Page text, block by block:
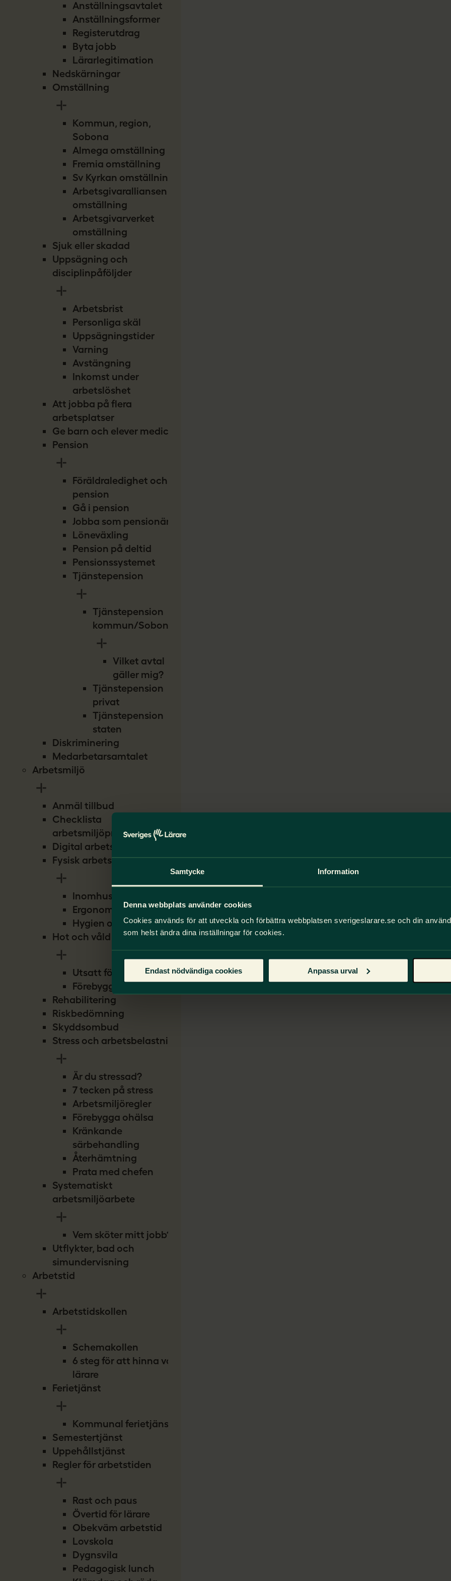
Samtycke Information
Denna webbplats använder cookies
Cookies används för att utveckla och förbättra webbplatsen sverigeslarare.se och din
som helst ändra dina inställningar för cookies.
Endast nödvändiga cookies Anpassa urval
Anställningsavtalet
Anställningsformer
Registerutdrag
Byta jobb
Lärarlegitimation
Nedskärningar
Omställning
Kommun, region,
Sobona
Almega omställning
Fremia omställning
Sv Kyrkan omställning
Arbetsgivaralliansen
omställning
Arbetsgivarverket
omställning
Sjuk eller skadad
Uppsägning och
disciplinpåföljder
Arbetsbrist
Personliga skäl
Uppsägningstider
Varning
Avstängning
Inkomst under
arbetslöshet
Att jobba på flera
arbetsplatser
Ge barn och elever medicin
Pension
Föräldraledighet och
pension
Gå i pension
Jobba som pensionär
Löneväxling
Pension på deltid
Pensionssystemet
Tjänstepension
Tjänstepension
kommun/Sobona
Vilket avtal
gäller mig?
Tjänstepension
privat
Tjänstepension
staten
Diskriminering
Medarbetarsamtalet
Arbetsmiljö
Anmäl tillbud
Checklista
arbetsmiljöproblem
Digital arbetsmiljö
Fysisk arbetsmiljö
Inomhusmiljö
Ergonomi
Hygien och smitta
Hot och våld
Utsatt för hot
Förebygg hot
Rehabilitering
Riskbedömning
Skyddsombud
Stress och arbetsbelastning
Är du stressad?
7 tecken på stress
Arbetsmiljöregler
Förebygga ohälsa
Kränkande
särbehandling
Återhämtning
Prata med chefen
Systematiskt
arbetsmiljöarbete
Vem sköter mitt jobb?
Utflykter, bad och
simundervisning
Arbetstid
Arbetstidskollen
Schemakollen
6 steg för att hinna vara
lärare
Ferietjänst
Kommunal ferietjänst
Semestertjänst
Uppehållstjänst
Regler för arbetstiden
Rast och paus
Övertid för lärare
Obekväm arbetstid
Lovskola
Dygnsvila
Pedagogisk lunch